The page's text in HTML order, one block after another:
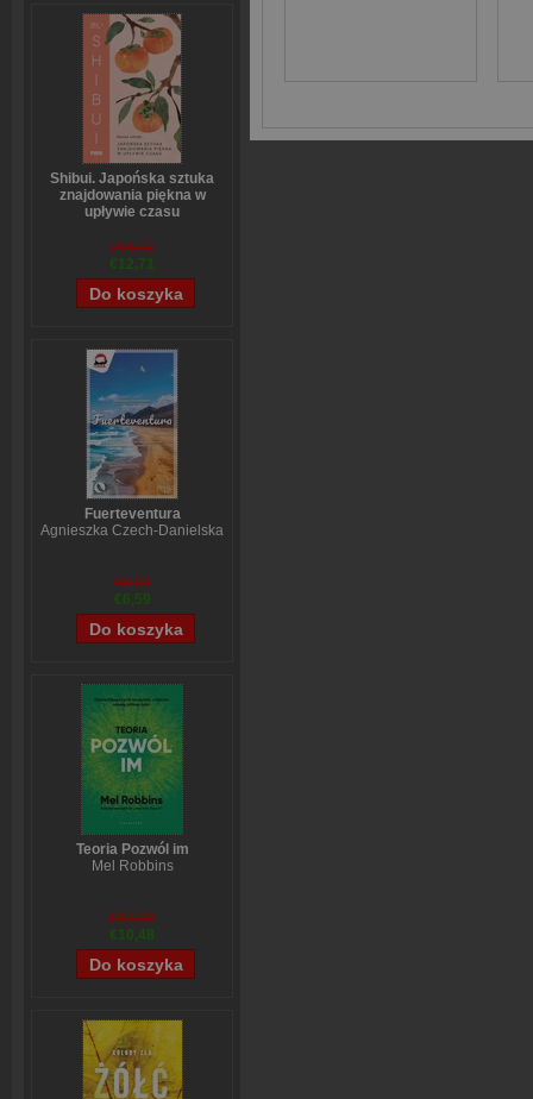
Shibui. Japońska sztuka
znajdowania piękna w
upływie czasu
€14,92
€12,71
Fuerteventura
Agnieszka Czech-Danielska
€8,94
€6,59
Teoria Pozwól im
Mel Robbins
€13,90
€10,48